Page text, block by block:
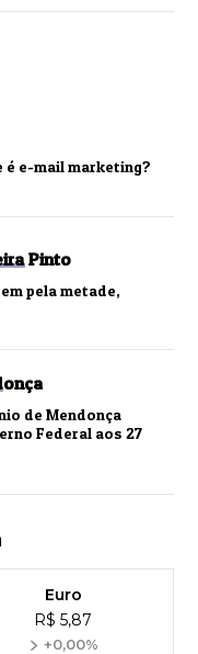
é e-mail marketing?
Pinto
pela metade,
de Mendonça
Federal aos 27
Euro
R$ 5,87
+0,00%